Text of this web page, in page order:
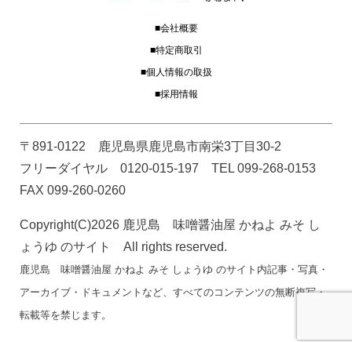
■会社概要
■特定商取引
■個人情報の取扱
■採用情報
〒891-0122 鹿児島県鹿児島市南栄3丁目30-2
フリーダイヤル 0120-015-197 TEL 099-268-0153
FAX 099-260-0260
Copyright(C)2026 鹿児島 味噌醤油屋 かねよ みそ し
ょうゆ のサイト All rights reserved.
鹿児島 味噌醤油屋 かねよ みそ しょうゆ のサイト内記事・写真・
アーカイブ・ドキュメントなど、すべてのコンテンツの無断複写・
転載等を禁じます。